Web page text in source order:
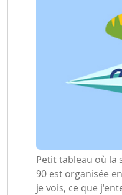
Petit tableau où la
90 est organisée
je vois, ce que